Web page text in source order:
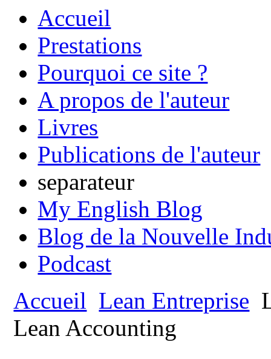
Accueil
Prestations
Pourquoi ce site ?
A propos de l'auteur
Livres
Publications de l'auteur
separateur
My English Blog
Blog de la Nouvelle
Podcast
Accueil Lean Entreprise
Lean Accounting